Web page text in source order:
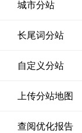
城市分站
长尾词分站
自定义分站
上传分站地图
查阅优化报告